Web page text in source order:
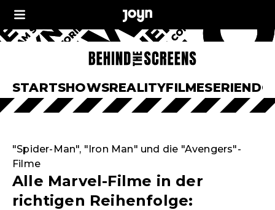
STARTSHOWSREALITYFILMESERIEN
"Spider-Man", "Iron Man" und die "Avengers"-
Filme
Alle Marvel-Filme in der
richtigen Reihenfolge: